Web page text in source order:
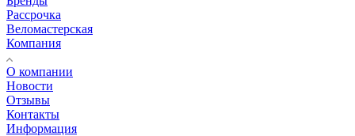
Рассрочка
Веломастерская
Компания
О компании
Новости
Отзывы
Контакты
Информация